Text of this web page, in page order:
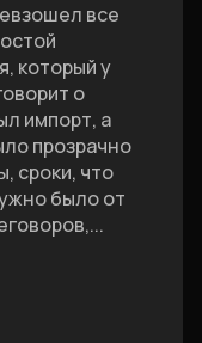
все
который у
о
импорт, а
прозрачно
сроки, что
было от
...